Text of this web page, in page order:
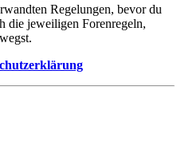
Regelungen, bevor du
die jeweiligen Forenregeln,